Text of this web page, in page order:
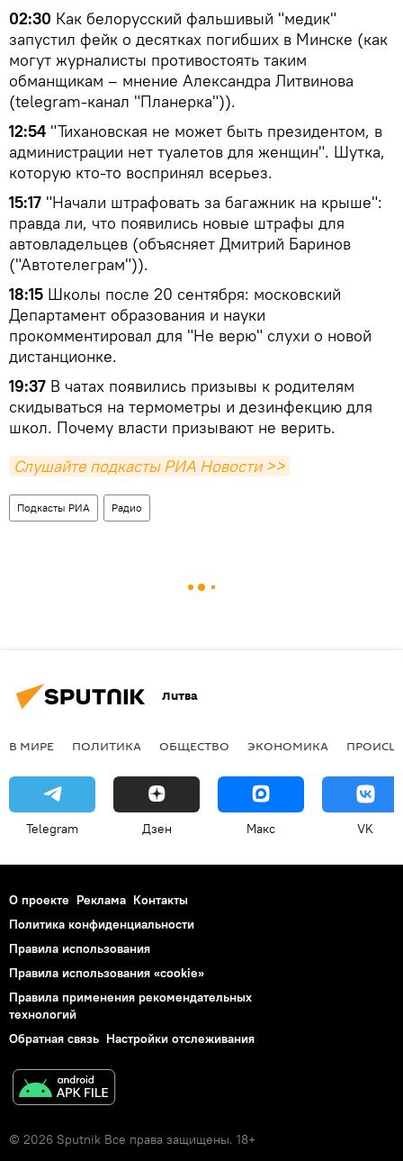
02:30 Как белорусский фальшивый "медик"
запустил фейк о десятках погибших в Минске (как
могут журналисты противостоять таким
обманщикам – мнение Александра Литвинова
(telegram-канал "Планерка")).
12:54 "Тихановская не может быть президентом, в
администрации нет туалетов для женщин". Шутка,
которую кто-то воспринял всерьез.
15:17 "Начали штрафовать за багажник на крыше":
правда ли, что появились новые штрафы для
автовладельцев (объясняет Дмитрий Баринов
("Автотелеграм")).
18:15 Школы после 20 сентября: московский
Департамент образования и науки
прокомментировал для "Не верю" слухи о новой
дистанционке.
19:37 В чатах появились призывы к родителям
скидываться на термометры и дезинфекцию для
школ. Почему власти призывают не верить.
Слушайте подкасты РИА Новости >>
Подкасты РИА Радио
Литва
В МИРЕ ПОЛИТИКА ОБЩЕСТВО ЭКОНОМИКА
Telegram Дзен Макс VK
О проекте Реклама Контакты
Политика конфиденциальности
Правила использования
Правила использования «cookie»
Правила применения рекомендательных
технологий
Обратная связь Настройки отслеживания
© 2026 Sputnik Все права защищены. 18+